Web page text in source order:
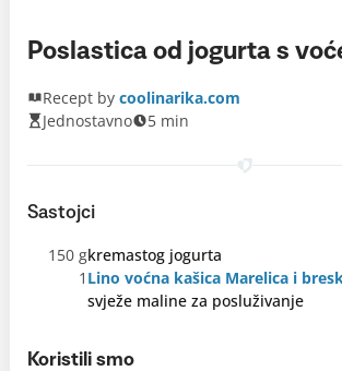
Poslastica od jogurta s
Recept by coolinarika.com
Jednostavno
5 min
Sastojci
150 gkremastog jogurta
1 Lino voćna kašica Marelica i
svježe maline za posluživanje
Koristili smo